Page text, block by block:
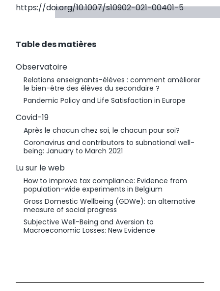
https://doi.org/10.1007/s10902-021-00401-5
Table des matières
Observatoire
Relations enseignants-élèves : comment améliorer
le bien-être des élèves du secondaire ?
Pandemic Policy and Life Satisfaction in Europe
Covid-19
Après le chacun chez soi, le chacun pour soi?
Coronavirus and contributors to subnational well-
being: January to March 2021
Lu sur le web
How to improve tax compliance: Evidence from
population-wide experiments in Belgium
Gross Domestic Wellbeing (GDWe): an alternative
measure of social progress
Subjective Well-Being and Aversion to
Macroeconomic Losses: New Evidence